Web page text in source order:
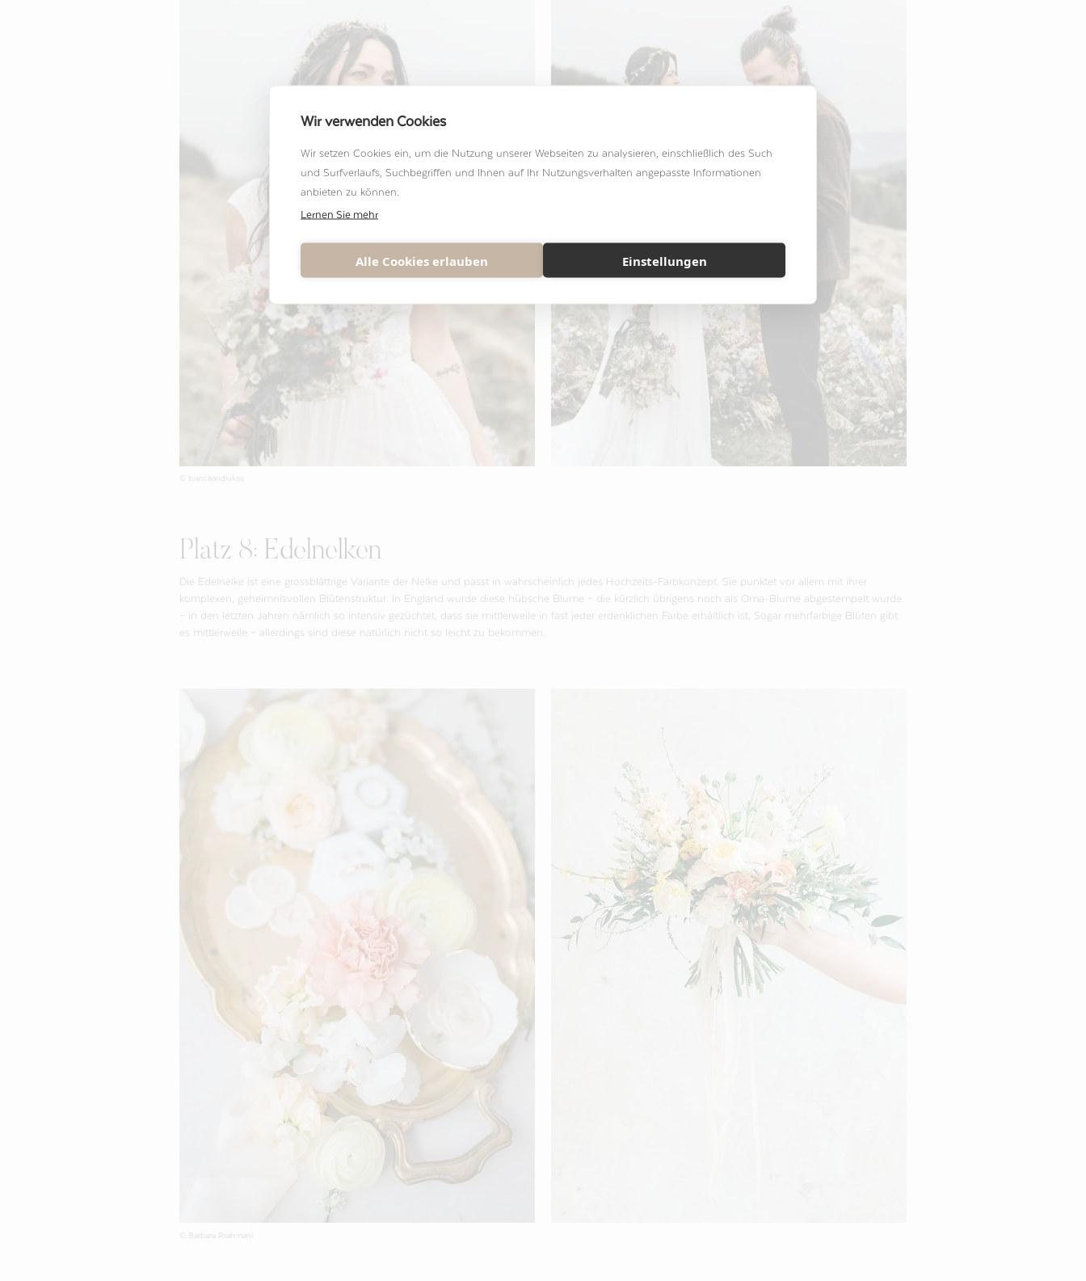
Wir verwenden Cookies
Wir setzen Cookies ein, um die Nutzung unserer Webseiten zu analysieren, einschließlich des Such
und Surfverlaufs, Suchbegriffen und Ihnen auf Ihr Nutzungsverhalten angepasste Informationen
anbieten zu können.
Lernen Sie mehr
Alle Cookies erlauben Einstellungen
© biancaandlukas
Platz 8: Edelnelken
Die Edelnelke ist eine grossblättrige Variante der Nelke und passt in wahrscheinlich jedes Hochzeits-Farbkonzept. Sie punktet vor allem mit ihrer
komplexen, geheimnisvollen Blütenstruktur. In England wurde diese hübsche Blume – die kürzlich übrigens noch als Oma-Blume abgestempelt wurde
– in den letzten Jahren nämlich so intensiv gezüchtet, dass sie mittlerweile in fast jeder erdenklichen Farbe erhältlich ist. Sogar mehrfarbige Blüten gibt
es mittlerweile – allerdings sind diese natürlich nicht so leicht zu bekommen.
© Barbara Rrahmani